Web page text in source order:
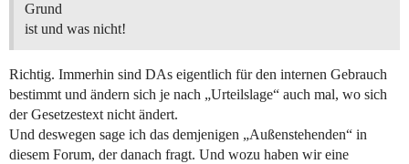
Grund
ist und was nicht!
Richtig. Immerhin sind DAs eigentlich für den internen Gebrauch
bestimmt und ändern sich je nach „Urteilslage“ auch mal, wo sich
der Gesetzestext nicht ändert.
Und deswegen sage ich das demjenigen „Außenstehenden“ in
diesem Forum, der danach fragt. Und wozu haben wir eine